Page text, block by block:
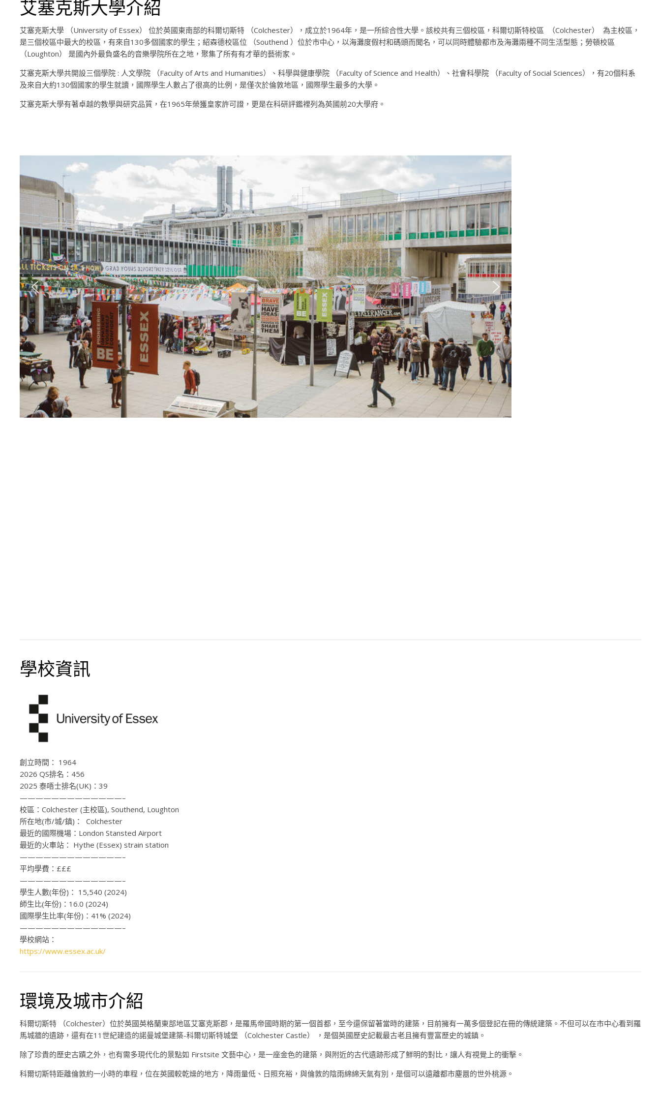
艾塞克斯大學介紹
艾塞克斯大學 （University of Essex） 位於英國東南部的科爾切斯特 （Colchester），成立於1964年，是一所綜合性大學。該校共有三個校區，科爾切斯特校區 （Colchester）
為主校區，
是三個校區中最大的校區，有來自130多個國家的學生；紹森德校區位
（Southend ） 位於市中心，以海灘度假村和碼頭而聞名，可以同時體驗都市及海灘兩種不同生活型態；勞頓校區
（Loughton） 是國內外最負盛名的音樂學院所在之地，聚集了所有有才華的藝術家。
艾塞克斯大學共開設三個學院 : 人文學院
（Faculty of Arts and Humanities）、 科學與健康學院 （Faculty of Science and Health）、社會科學院 （Faculty of Social Sciences）， 有20個科系
及來自大約130個國家的學生就讀，國際學生人數占了很高的比例，是僅次於倫敦地區，國際學生最多的大學。
艾塞克斯大學有著卓越的教學與研究品質，在1965年榮獲皇家許可證，更是在科研評鑑裡列為英國前20大學府。
學校資訊
創立時間： 1964
2026 QS排名：456
2025 泰唔士排名(UK)：39
—————————————–
校區： Colchester (主校區), Southend, Loughton
所在地(市/城/鎮)：
Colchester
最近的國際機場： London Stansted Airport
最近的火車站： Hythe (Essex) strain station
—————————————–
平均學費： £££
—————————————–
學生人數(年份)： 15,540 (2024)
師生比(年份)： 16.0 (2024)
國際學生比率(年份)： 41% (2024)
—————————————–
學校網站：
https://www.essex.ac.uk/
環境及城市介紹
科爾切斯特 （Colchester） 位於英國英格蘭東部地區艾塞克斯郡，是羅馬帝國時期的第一個首都，至今還保留著當時的建築，目前擁有一萬多個登記在冊的傳統建築。不但可以在市中心看到羅
馬城牆的遺跡，還有在11世紀建造的諾曼城堡建築-科爾切斯特城堡
（Colchester Castle）
，是個英國歷史記載最古老且擁有豐富歷史的城鎮。
除了珍貴的歷史古蹟之外，也有需多現代化的景點如 Firstsite 文藝中心，是一座金色的建築，與附近的古代遺跡形成了鮮明的對比，讓人有視覺上的衝擊。
科爾切斯特距離倫敦約一小時的車程，位在英國較乾燥的地方，降雨量低、日照充裕，與倫敦的陰雨綿綿天氣有別，是個可以遠離都市塵囂的世外桃源。